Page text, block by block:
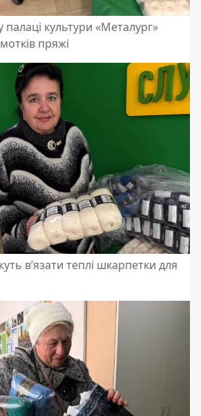
культури «Металург»
пряжі
вʼязати теплі шкарпетки для